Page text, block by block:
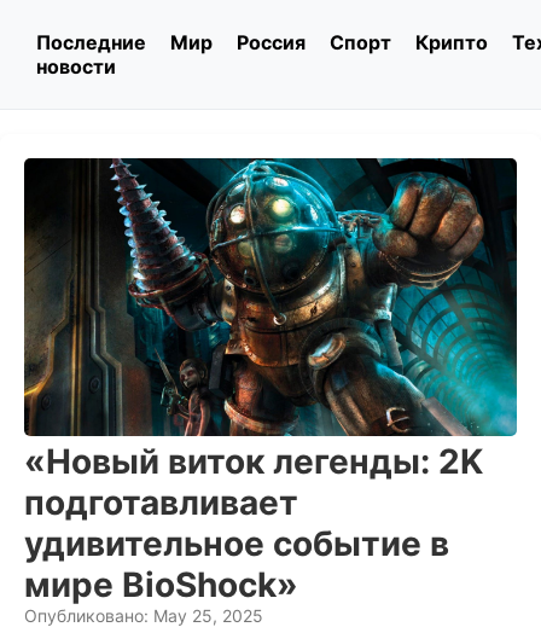
Последние
новости
Мир Россия Спорт Крипто
«Новый виток легенды: 2K
подготавливает
удивительное событие в
мире BioShock»
Опубликовано: May 25, 2025